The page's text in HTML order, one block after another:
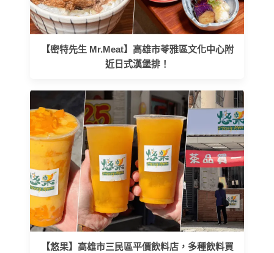
【密特先生 Mr.Meat】高雄市苓雅區文化中心附
近日式漢堡排！
【悠果】高雄市三民區平價飲料店，多種飲料買